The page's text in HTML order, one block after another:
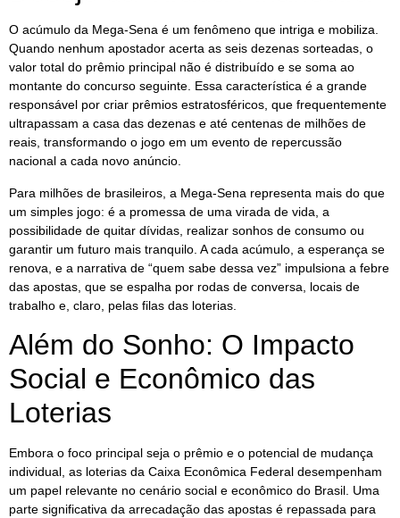
O acúmulo da Mega-Sena é um fenômeno que intriga e mobiliza.
Quando nenhum apostador acerta as seis dezenas sorteadas, o
valor total do prêmio principal não é distribuído e se soma ao
montante do concurso seguinte. Essa característica é a grande
responsável por criar prêmios estratosféricos, que frequentemente
ultrapassam a casa das dezenas e até centenas de milhões de
reais, transformando o jogo em um evento de repercussão
nacional a cada novo anúncio.
Para milhões de brasileiros, a Mega-Sena representa mais do que
um simples jogo: é a promessa de uma virada de vida, a
possibilidade de quitar dívidas, realizar sonhos de consumo ou
garantir um futuro mais tranquilo. A cada acúmulo, a esperança se
renova, e a narrativa de “quem sabe dessa vez” impulsiona a febre
das apostas, que se espalha por rodas de conversa, locais de
trabalho e, claro, pelas filas das loterias.
Além do Sonho: O Impacto
Social e Econômico das
Loterias
Embora o foco principal seja o prêmio e o potencial de mudança
individual, as loterias da Caixa Econômica Federal desempenham
um papel relevante no cenário social e econômico do Brasil. Uma
parte significativa da arrecadação das apostas é repassada para